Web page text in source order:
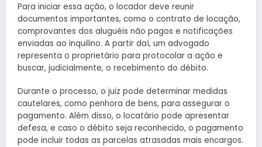
Para iniciar essa ação, o locador deve reunir
documentos importantes, como o contrato de locação,
comprovantes dos aluguéis não pagos e notificações
enviadas ao inquilino. A partir daí, um advogado
representa o proprietário para protocolar a ação e
buscar, judicialmente, o recebimento do débito.
Durante o processo, o juiz pode determinar medidas
cautelares, como penhora de bens, para assegurar o
pagamento. Além disso, o locatário pode apresentar
defesa, e caso o débito seja reconhecido, o pagamento
pode incluir todas as parcelas atrasadas mais encargos.